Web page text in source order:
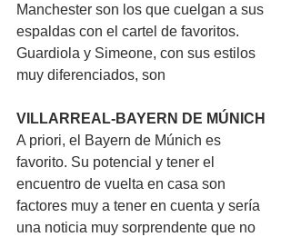
Manchester son los que cuelgan a sus
espaldas con el cartel de favoritos.
Guardiola y Simeone, con sus estilos
muy diferenciados, son
VILLARREAL-BAYERN DE MÚNICH
A priori, el Bayern de Múnich es
favorito. Su potencial y tener el
encuentro de vuelta en casa son
factores muy a tener en cuenta y sería
una noticia muy sorprendente que no